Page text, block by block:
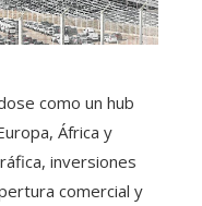
como un hub
África y
inversiones
comercial y